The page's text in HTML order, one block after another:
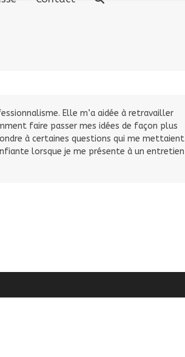
Elle m’a aidée à retravailler
faire passer mes idées de façon plus
à certaines questions qui me mettaient
lorsque je me présente à un entretien